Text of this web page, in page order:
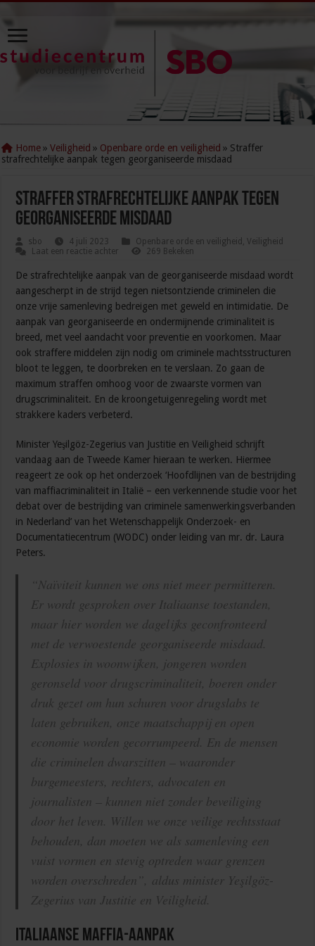
Home » Veiligheid » Openbare orde en veiligheid » Straffer
strafrechtelijke aanpak tegen georganiseerde misdaad
Straffer strafrechtelijke aanpak tegen
georganiseerde misdaad
sbo 4 juli 2023 Openbare orde en veiligheid ,Veiligheid
Laat een reactie achter
269 Bekeken
De strafrechtelijke aanpak van de georganiseerde misdaad wordt
aangescherpt in de strijd tegen nietsontziende criminelen die
onze vrije samenleving bedreigen met geweld en intimidatie. De
aanpak van georganiseerde en ondermijnende criminaliteit is
breed, met veel aandacht voor preventie en voorkomen. Maar
ook straffere middelen zijn nodig om criminele machtsstructuren
bloot te leggen, te doorbreken en te verslaan. Zo gaan de
maximum straffen omhoog voor de zwaarste vormen van
drugscriminaliteit. En de kroongetuigenregeling wordt met
strakkere kaders verbeterd.
Minister Yeşilgöz-Zegerius van Justitie en Veiligheid schrijft
vandaag aan de Tweede Kamer hieraan te werken. Hiermee
reageert ze ook op het onderzoek ‘Hoofdlijnen van de bestrijding
van maffiacriminaliteit in Italië – een verkennende studie voor het
debat over de bestrijding van criminele samenwerkingsverbanden
in Nederland’ van het Wetenschappelijk Onderzoek- en
Documentatiecentrum (WODC) onder leiding van mr. dr. Laura
Peters.
“Naïviteit kunnen we ons niet meer permitteren.
Er wordt gesproken over Italiaanse toestanden,
maar hier worden we dagelijks geconfronteerd
met de verwoestende georganiseerde misdaad.
Explosies in woonwijken, jongeren worden
geronseld voor drugscriminaliteit, boeren onder
druk gezet om hun schuren voor drugslabs te
laten gebruiken, onze maatschappij en open
economie worden gecorrumpeerd. En de mensen
die criminelen dwarszitten – waaronder
burgemeesters, rechters, advocaten en
journalisten – kunnen niet zonder beveiliging
door het leven. Willen we onze veilige rechtsstaat
behouden, dan moeten we als samenleving een
vuist vormen en stevig optreden waar grenzen
worden overschreden”, aldus minister Yeşilgöz-
Zegerius van Justitie en Veiligheid.
Italiaanse maffia-aanpak